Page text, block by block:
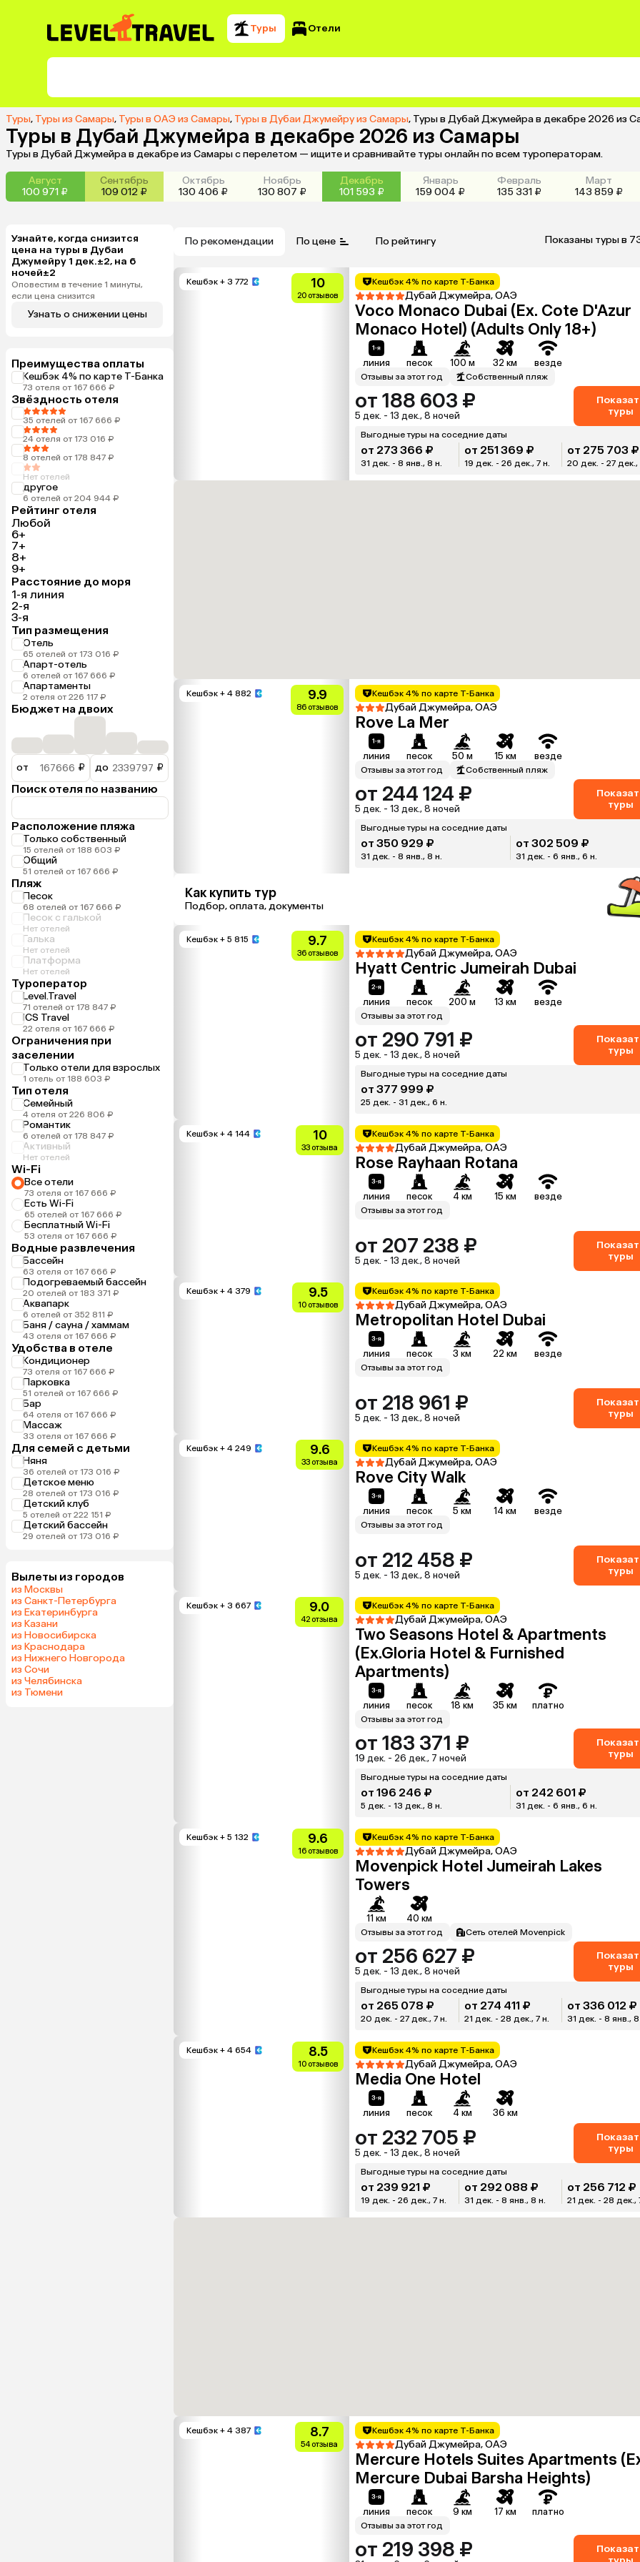
Туры Отели
Туры, Туры из Самары, Туры в ОАЭ из Самары, Туры в Дубаи Джумейру из Самары, Туры в Дубай Джумейра в декабре 2026 из
Туры в Дубай Джумейра в декабре 2026 из Самары
Туры в Дубай Джумейра в декабре из Самары с перелетом — ищите и сравнивайте туры онлайн по всем туроператорам.
Август
100 971 ₽
Сентябрь
109 012 ₽
Октябрь
130 406 ₽
Ноябрь
130 807 ₽
Декабрь
101 593 ₽
Январь
159 004 ₽
Февраль
135 331 ₽
Март
143 859 ₽
Узнайте, когда снизится
цена на туры в Дубаи
Джумейру 1 дек.±2, на 6
ночей±2
Оповестим в течение 1 минуты,
если цена снизится
Узнать о снижении цены
Преимущества оплаты
Кешбэк 4% по карте Т-Банка
73 отеля от 167 666 ₽
Звёздность отеля
35 отелей от 167 666 ₽
24 отеля от 173 016 ₽
8 отелей от 178 847 ₽
Нет отелей
другое
6 отелей от 204 944 ₽
Рейтинг отеля
Любой
6+
7+
8+
9+
Расстояние до моря
1-я линия
2-я
3-я
Тип размещения
Отель
65 отелей от 173 016 ₽
Апарт-отель
6 отелей от 167 666 ₽
Апартаменты
2 отеля от 226 117 ₽
Бюджет на двоих
от ₽ до ₽
Поиск отеля по названию
Расположение пляжа
Только собственный
15 отелей от 188 603 ₽
Общий
51 отелей от 167 666 ₽
Пляж
Песок
68 отелей от 167 666 ₽
Песок с галькой
Нет отелей
Галька
Нет отелей
Платформа
Нет отелей
Туроператор
Level.Travel
71 отелей от 178 847 ₽
ICS Travel
22 отеля от 167 666 ₽
Ограничения при
заселении
Только отели для взрослых
1 отель от 188 603 ₽
Тип отеля
Семейный
4 отеля от 226 806 ₽
Романтик
6 отелей от 178 847 ₽
Активный
Нет отелей
Wi-Fi
Все отели
73 отеля от 167 666 ₽
Есть Wi-Fi
65 отелей от 167 666 ₽
Бесплатный Wi-Fi
53 отеля от 167 666 ₽
Водные развлечения
Бассейн
63 отеля от 167 666 ₽
Подогреваемый бассейн
20 отелей от 183 371 ₽
Аквапарк
6 отелей от 352 811 ₽
Баня / сауна / хаммам
43 отеля от 167 666 ₽
Удобства в отеле
Кондиционер
73 отеля от 167 666 ₽
Парковка
51 отелей от 167 666 ₽
Бар
64 отеля от 167 666 ₽
Массаж
33 отеля от 167 666 ₽
Для семей с детьми
Няня
36 отелей от 173 016 ₽
Детское меню
28 отелей от 173 016 ₽
Детский клуб
5 отелей от 222 151 ₽
Детский бассейн
29 отелей от 173 016 ₽
Вылеты из городов
из Москвы
из Санкт-Петербурга
из Екатеринбурга
из Казани
из Новосибирска
из Краснодара
из Нижнего Новгорода
из Сочи
из Челябинска
из Тюмени
По рекомендации По цене По рейтингу Показаны туры в
Кешбэк + 3 772 10
20 отзывов
Кешбэк 4% по карте Т-Банка
Дубай Джумейра, ОАЭ
Voco Monaco Dubai (Ex. Cote D'Azur
Monaco Hotel) (Adults Only 18+)
линия песок 100 м 32 км везде
Отзывы за этот год Собственный пляж
от 188 603 ₽
5 дек. - 13 дек., 8 ночей
туры
Выгодные туры на соседние даты
от 273 366 ₽
31 дек. - 8 янв., 8 н.
от 251 369 ₽
19 дек. - 26 дек., 7 н.
от 275 703 ₽
20 дек. - 27 дек.,
Кешбэк + 4 882 9.9
86 отзывов
Кешбэк 4% по карте Т-Банка
Дубай Джумейра, ОАЭ
Rove La Mer
линия песок 50 м 15 км везде
Отзывы за этот год Собственный пляж
от 244 124 ₽
5 дек. - 13 дек., 8 ночей
туры
Выгодные туры на соседние даты
от 350 929 ₽
31 дек. - 8 янв., 8 н.
от 302 509 ₽
31 дек. - 6 янв., 6 н.
Как купить тур
Подбор, оплата, документы
Кешбэк + 5 815 9.7
36 отзывов
Кешбэк 4% по карте Т-Банка
Дубай Джумейра, ОАЭ
Hyatt Centric Jumeirah Dubai
линия песок 200 м 13 км везде
Отзывы за этот год
от 290 791 ₽
5 дек. - 13 дек., 8 ночей
туры
Выгодные туры на соседние даты
от 377 999 ₽
25 дек. - 31 дек., 6 н.
Кешбэк + 4 144 10
33 отзыва
Кешбэк 4% по карте Т-Банка
Дубай Джумейра, ОАЭ
Rose Rayhaan Rotana
линия песок 4 км 15 км везде
Отзывы за этот год
от 207 238 ₽
5 дек. - 13 дек., 8 ночей
туры
Кешбэк + 4 379 9.5
10 отзывов
Кешбэк 4% по карте Т-Банка
Дубай Джумейра, ОАЭ
Metropolitan Hotel Dubai
линия песок 3 км 22 км везде
Отзывы за этот год
от 218 961 ₽
5 дек. - 13 дек., 8 ночей
туры
Кешбэк + 4 249 9.6
33 отзыва
Кешбэк 4% по карте Т-Банка
Дубай Джумейра, ОАЭ
Rove City Walk
линия песок 5 км 14 км везде
Отзывы за этот год
от 212 458 ₽
5 дек. - 13 дек., 8 ночей
туры
Кешбэк + 3 667 9.0
42 отзыва
Кешбэк 4% по карте Т-Банка
Дубай Джумейра, ОАЭ
Two Seasons Hotel & Apartments
(Ex.Gloria Hotel & Furnished
Apartments)
линия песок 18 км 35 км платно
Отзывы за этот год
от 183 371 ₽
19 дек. - 26 дек., 7 ночей
туры
Выгодные туры на соседние даты
от 196 246 ₽
5 дек. - 13 дек., 8 н.
от 242 601 ₽
31 дек. - 6 янв., 6 н.
Кешбэк + 5 132 9.6
16 отзывов
Кешбэк 4% по карте Т-Банка
Дубай Джумейра, ОАЭ
Movenpick Hotel Jumeirah Lakes
Towers
11 км 40 км
Отзывы за этот год Сеть отелей Movenpick
от 256 627 ₽
5 дек. - 13 дек., 8 ночей
туры
Выгодные туры на соседние даты
от 265 078 ₽
20 дек. - 27 дек., 7 н.
от 274 411 ₽
21 дек. - 28 дек., 7 н.
от 336 012 ₽
31 дек. - 8 янв.,
Кешбэк + 4 654 8.5
10 отзывов
Кешбэк 4% по карте Т-Банка
Дубай Джумейра, ОАЭ
Media One Hotel
линия песок 4 км 36 км
от 232 705 ₽
5 дек. - 13 дек., 8 ночей
туры
Выгодные туры на соседние даты
от 239 921 ₽
19 дек. - 26 дек., 7 н.
от 292 088 ₽
31 дек. - 8 янв., 8 н.
от 256 712 ₽
21 дек. - 28 дек.,
Кешбэк + 4 387 8.7
54 отзыва
Кешбэк 4% по карте Т-Банка
Дубай Джумейра, ОАЭ
Mercure Hotels Suites Apartments
Mercure Dubai Barsha Heights)
линия песок 9 км 17 км платно
Отзывы за этот год
от 219 398 ₽